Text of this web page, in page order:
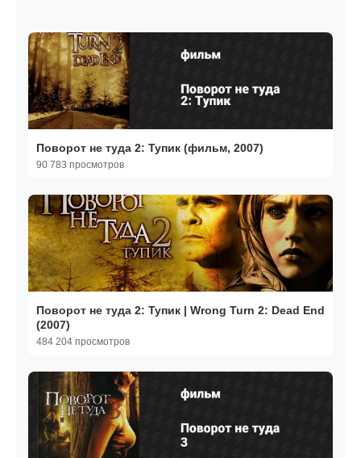
Поворот не туда 2: Тупик (фильм, 2007)
90 783 просмотров
Поворот не туда 2: Тупик | Wrong Turn 2: Dead End
(2007)
484 204 просмотров